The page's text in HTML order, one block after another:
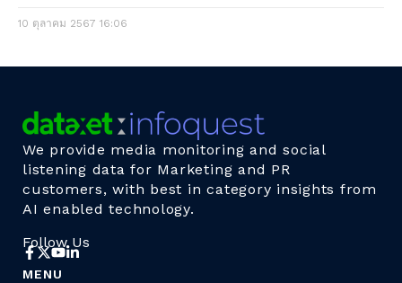
10 ตุลาคม 2567 16:06
We provide media monitoring and social
listening data for Marketing and PR
customers, with best in category insights from
AI enabled technology.
Follow Us
MENU